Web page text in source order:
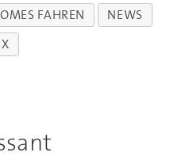
FAHREN
NEWS